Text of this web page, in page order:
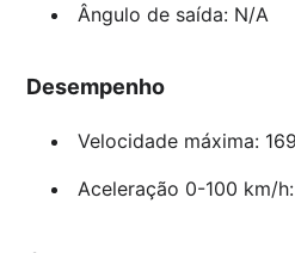
Ângulo de saída: N/A
Desempenho
Velocidade máxima:
Aceleração 0-100 km/h: